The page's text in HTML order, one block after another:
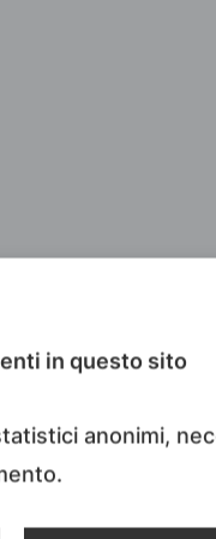
in questo sito
anonimi,